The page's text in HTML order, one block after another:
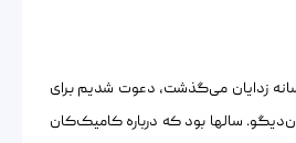
زدایان می‌گذشت، دعوت شدیم برای
سالها بود که درباره کامیک‌کان